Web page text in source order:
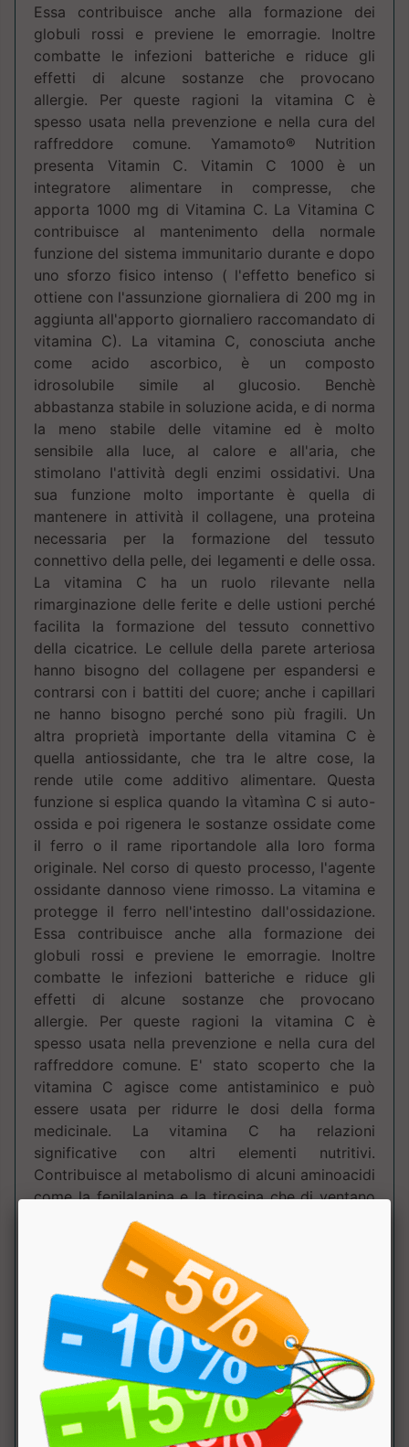
Essa contribuisce anche alla formazione dei
globuli rossi e previene le emorragie. Inoltre
combatte le infezioni batteriche e riduce gli
effetti di alcune sostanze che provocano
allergie. Per queste ragioni la vitamina C è
spesso usata nella prevenzione e nella cura del
raffreddore comune. Yamamoto® Nutrition
presenta Vitamin C. Vitamin C 1000 è un
integratore alimentare in compresse, che
apporta 1000 mg di Vitamina C. La Vitamina C
contribuisce al mantenimento della normale
funzione del sistema immunitario durante e dopo
uno sforzo fisico intenso ( l'effetto benefico si
ottiene con l'assunzione giornaliera di 200 mg in
aggiunta all'apporto giornaliero raccomandato di
vitamina C). La vitamina C, conosciuta anche
come acido ascorbico, è un composto
idrosolubile simile al glucosio. Benchè
abbastanza stabile in soluzione acida, e di norma
la meno stabile delle vitamine ed è molto
sensibile alla luce, al calore e all'aria, che
stimolano I'attività degli enzimi ossidativi. Una
sua funzione molto importante è quella di
mantenere in attività il collagene, una proteina
necessaria per la formazione del tessuto
connettivo della pelle, dei legamenti e delle ossa.
La vitamina C ha un ruolo rilevante nella
rimarginazione delle ferite e delle ustioni perché
facilita la formazione del tessuto connettivo
della cicatrice. Le cellule della parete arteriosa
hanno bisogno del collagene per espandersi e
contrarsi con i battiti del cuore; anche i capillari
ne hanno bisogno perché sono più fragili. Un
altra proprietà importante della vitamina C è
quella antiossidante, che tra le altre cose, la
rende utile come additivo alimentare. Questa
funzione si esplica quando la vìtamìna C si auto-
ossida e poi rigenera le sostanze ossidate come
il ferro o il rame riportandole alla loro forma
originale. Nel corso di questo processo, l'agente
ossidante dannoso viene rimosso. La vitamina e
protegge il ferro nell'intestino dall'ossidazione.
Essa contribuisce anche alla formazione dei
globuli rossi e previene le emorragie. Inoltre
combatte le infezioni batteriche e riduce gli
effetti di alcune sostanze che provocano
allergie. Per queste ragioni la vitamina C è
spesso usata nella prevenzione e nella cura del
raffreddore comune. E' stato scoperto che la
vitamina C agisce come antistaminico e può
essere usata per ridurre le dosi della forma
medicinale. La vitamina C ha relazioni
significative con altri elementi nutritivi.
Contribuisce al metabolismo di alcuni aminoacidi
come la fenilalanina e la tirosina che di ventano
ormoni. La vitamina C trasforma le forme inattive
di acido folico in forma attiva di acido folinico e
può avere un ruolo significativo nel metabolismo
del calcio e del ferro. Inoltre protegge la tiamina,
la riboflavina, l'acido folico, l'acido pantotenico,
la vitamina A e la E dall'ossidazione. Protegge il
cervello e il midollo spinale dalla distruzione da
parte di radicali liberi. Modalità d'uso: assumere
una compressa al giorno con acqua o altra
bevanda a scelta, preferibilmente durante il
pasto principale.